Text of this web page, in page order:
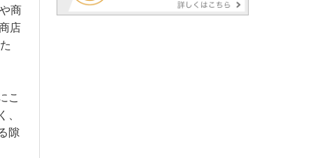
商
店
こ
、
隙